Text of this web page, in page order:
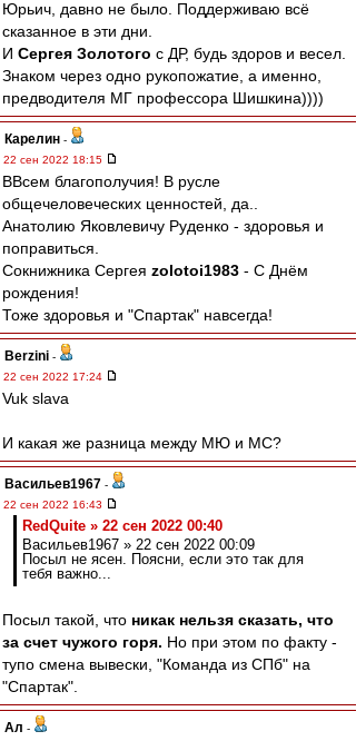
Юрьич, давно не было. Поддерживаю всё
сказанное в эти дни.
И Сергея Золотого с ДР, будь здоров и весел.
Знаком через одно рукопожатие, а именно,
предводителя МГ профессора Шишкина))))
Карелин -
22 сен 2022 18:15
ВВсем благополучия! В русле
общечеловеческих ценностей, да..
Анатолию Яковлевичу Руденко - здоровья и
поправиться.
Сокнижника Сергея zolotoi1983 - С Днём
рождения!
Тоже здоровья и "Спартак" навсегда!
Berzini -
22 сен 2022 17:24
Vuk slava
И какая же разница между МЮ и МС?
Васильев1967 -
22 сен 2022 16:43
RedQuite » 22 сен 2022 00:40
Васильев1967 » 22 сен 2022 00:09
Посыл не ясен. Поясни, если это так для
тебя важно...
Посыл такой, что никак нельзя сказать, что
за счет чужого горя. Но при этом по факту -
тупо смена вывески, "Команда из СПб" на
"Спартак".
Ал -